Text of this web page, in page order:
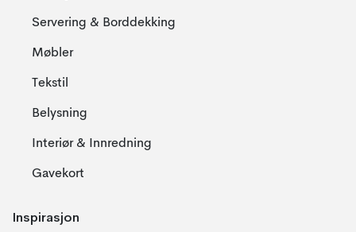
Servering & Borddekking
Møbler
Tekstil
Belysning
Interiør & Innredning
Gavekort
Inspirasjon